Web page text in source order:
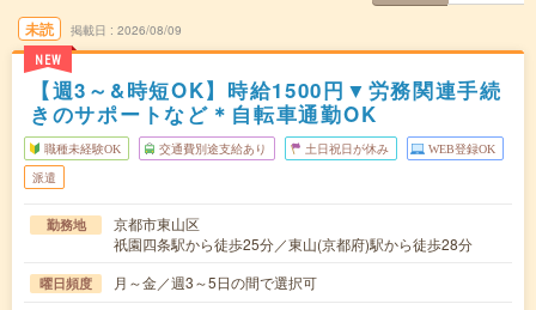
未読
NEW
掲載日 2026/08/09
【週3～&時短OK】時給1500円▼労務関連手続
きのサポートなど＊自転車通勤OK
職種未経験OK 交通費別途支給あり 土日祝日が休み WEB登録OK
派遣
勤務地
京都市東山区
祇園四条駅から徒歩25分／東山(京都府)駅から徒歩28分
曜日頻度 月～金／週3～5日の間で選択可